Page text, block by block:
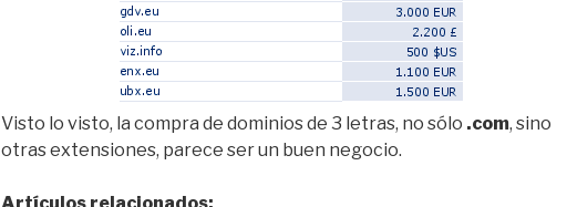
Visto lo visto, la compra de dominios de 3 letras, no sólo .com, sino
otras extensiones, parece ser un buen negocio.
Artículos relacionados: